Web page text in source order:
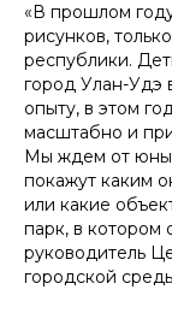
«В прошлом
рисунков,
республики.
город Улан-Удэ
опыту, в этом
масштабно и
Мы ждем от
покажут каким
или какие
парк, в котором
руководитель
городской